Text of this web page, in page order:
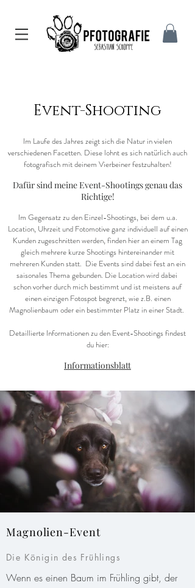
Event-Shooting
Im Laufe des Jahres zeigt sich die Natur in vielen
verschiedenen Facetten. Diese lohnt es sich natürlich auch
fotografisch mit deinem Vierbeiner festzuhalten!
Dafür sind meine Event-Shootings genau das
Richtige!
Im Gegensatz zu den Einzel-Shootings, bei dem u.a.
Location, Uhrzeit und Fotomotive ganz individuell auf einen
Kunden zugeschnitten werden, finden hier an einem Tag
gleich mehrere kurze Shootings hintereinander mit
mehreren Kunden statt. Die Events sind dabei fest an ein
saisonales Thema gebunden. Die Location wird dabei
schon vorher durch mich bestimmt und ist meistens auf
einen einzigen Fotospot begrenzt, wie z.B. einen
Magnolienbaum oder ein bestimmter Platz in einer Stadt.
Detaillierte Informationen zu den Event-Shootings findest
du hier:
Informationsblatt
Magnolien-Event
Die Königin des Frühlings
Wenn es einen Baum im Frühling gibt, der